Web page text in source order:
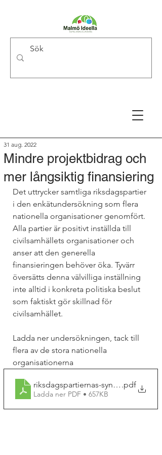
Mindre projektbidrag och
mer långsiktig finansiering
31 aug. 2022
Det uttrycker samtliga riksdagspartier
i den enkätundersökning som flera
nationella organisationer genomfört.
Alla partier är positivt inställda till
civilsamhällets organisationer och
anser att den generella
finansieringen behöver öka. Tyvärr
översätts denna välvilliga inställning
inte alltid i konkreta politiska beslut
som faktiskt gör skillnad för
civilsamhället.
Ladda ner undersökningen, tack till
flera av de stora nationella
organisationerna
riksdagspartiernas-syn-pa-15-
.pdf
Ladda ner PDF • 657KB